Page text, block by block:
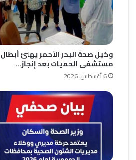
وكيل صحة البحر الأحمر يهنئ أبطال
مستشفى الحميات بعد إنجاز…
6 أغسطس، 2026